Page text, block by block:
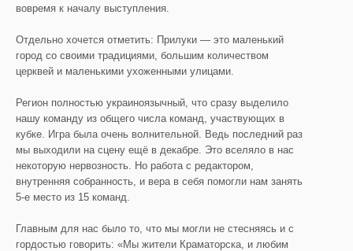
вовремя к началу выступления.
Отдельно хочется отметить: Прилуки — это маленький
город со своими традициями, большим количеством
церквей и маленькими ухоженными улицами.
Регион полностью украиноязычный, что сразу выделило
нашу команду из общего числа команд, участвующих в
кубке. Игра была очень волнительной. Ведь последний раз
мы выходили на сцену ещё в декабре. Это вселяло в нас
некоторую нервозность. Но работа с редактором,
внутренняя собранность, и вера в себя помогли нам занять
5-е место из 15 команд.
Главным для нас было то, что мы могли не стесняясь и с
гордостью говорить: «Мы жители Краматорска, и любим